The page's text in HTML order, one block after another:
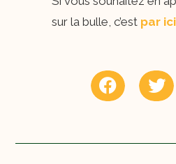
sur la bulle, c’est par ici